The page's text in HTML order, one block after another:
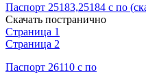
Паспорт 25183,25184 с по
Скачать постранично
Страница 1
Страница 2
Паспорт 26110 с по